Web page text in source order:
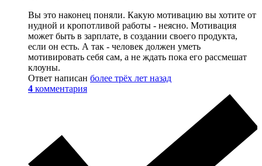
Вы это наконец поняли. Какую мотивацию вы хотите от
нудной и кропотливой работы - неясно. Мотивация
может быть в зарплате, в создании своего продукта,
если он есть. А так - человек должен уметь
мотивировать себя сам, а не ждать пока его рассмешат
клоуны.
Ответ написан более трёх лет назад
4 комментария